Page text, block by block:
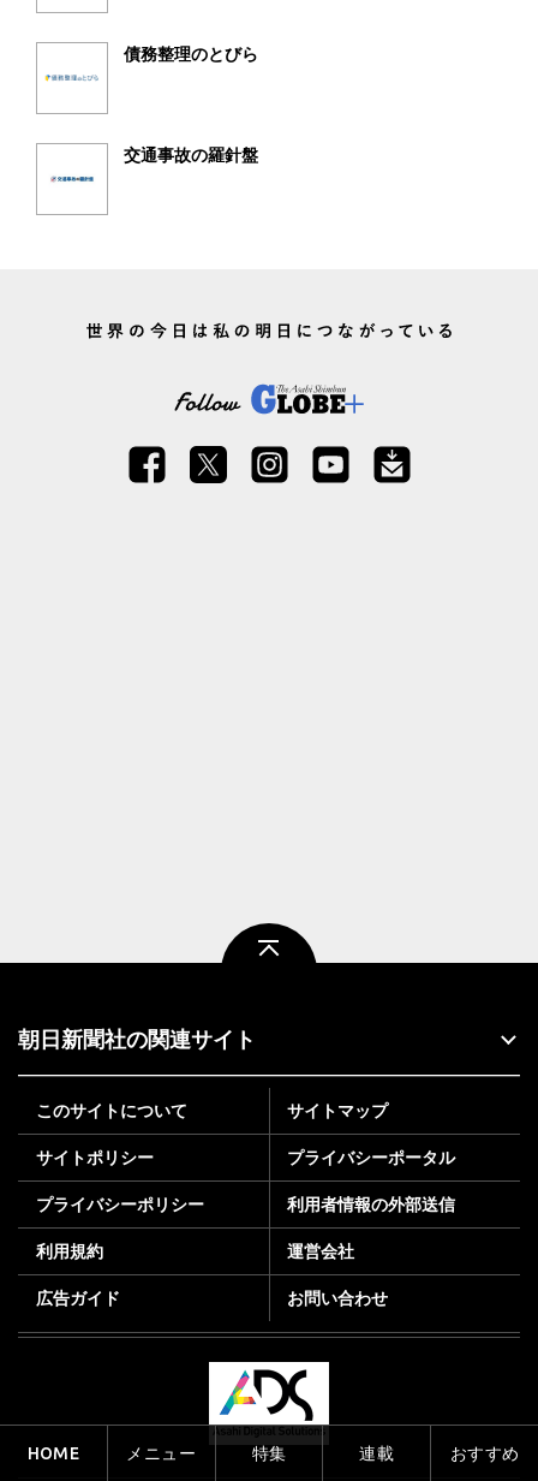
債務整理のとびら
交通事故の羅針盤
朝日新聞社の関連サイト
このサイトについて サイトマップ
サイトポリシー プライバシーポータル
プライバシーポリシー 利用者情報の外部送信
利用規約 運営会社
広告ガイド お問い合わせ
HOME メニュー 特集 連載 おすすめ